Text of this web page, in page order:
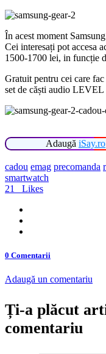
În acest moment
Cei interesați pot accesa
1500-1700 lei, in funcție
Gratuit pentru cei care
set de căști audio LEVEL
Adaugă iSay.ro
cadou emag precomanda
smartwatch
21
Likes
0 Comentarii
Adaugă un comentariu
Ți-a plăcut
comentariu